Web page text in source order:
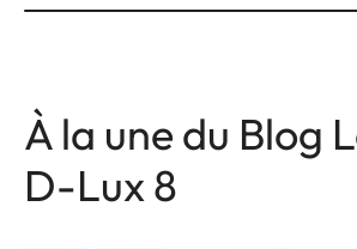
À la une du Blog
D-Lux 8